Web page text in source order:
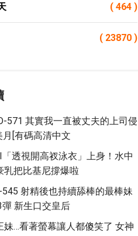
( 464 )
( 23870 )
571 其實我一直被丈夫的上司侵
[有碼高清中文
「透視開高衩泳衣」上身！水中
把比基尼撐爆啦
545 射精後也持續舔棒的最棒妹
新生口交皇后
妹…看著螢幕讓人都傻笑了 女神